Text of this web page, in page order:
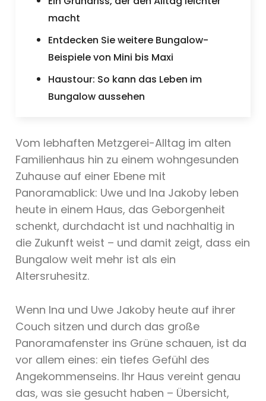
macht
Entdecken Sie weitere Bungalow-
Beispiele von Mini bis Maxi
Haustour: So kann das Leben im
Bungalow aussehen
Vom lebhaften Metzgerei-Alltag im alten
Familienhaus hin zu einem wohngesunden
Zuhause auf einer Ebene mit
Panoramablick: Uwe und Ina Jakoby leben
heute in einem Haus, das Geborgenheit
schenkt, durchdacht ist und nachhaltig in
die Zukunft weist – und damit zeigt, dass ein
Bungalow weit mehr ist als ein
Altersruhesitz.
Wenn Ina und Uwe Jakoby heute auf ihrer
Couch sitzen und durch das große
Panoramafenster ins Grüne schauen, ist da
vor allem eines: ein tiefes Gefühl des
Angekommenseins. Ihr Haus vereint genau
das, was sie gesucht haben – Übersicht,